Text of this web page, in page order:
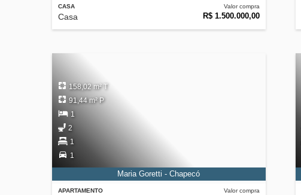
CASA
Casa
Valor compra
R$ 1.500.000,00
APARTAMENTO Valor compra
158,02 m² T
91,44 m² P
1
2
1
1
Maria Goretti - Chapecó